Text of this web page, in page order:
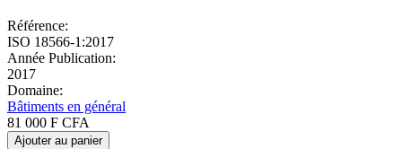
Référence:
ISO 18566-1:2017
Année Publication:
2017
Domaine:
Bâtiments en général
81 000 F CFA
Ajouter au panier